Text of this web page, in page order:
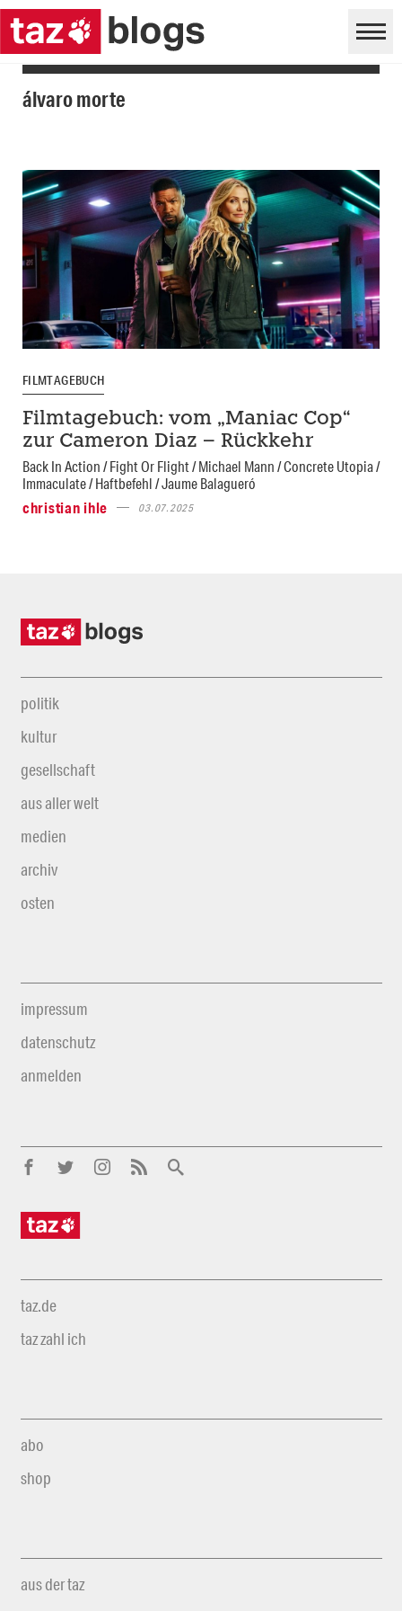
álvaro morte
FILMTAGEBUCH
Filmtagebuch: vom „Maniac Cop“
zur Cameron Diaz – Rückkehr
Back In Action / Fight Or Flight / Michael Mann / Concrete Utopia /
Immaculate / Haftbefehl / Jaume Balagueró
christian ihle
03.07.2025
politik
kultur
gesellschaft
aus aller welt
medien
archiv
osten
impressum
datenschutz
anmelden
taz.de
taz zahl ich
abo
shop
aus der taz